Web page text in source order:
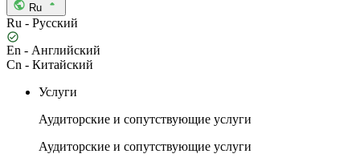
Ru
Ru - Русский
En - Английский
Cn - Китайский
Услуги
Аудиторские и сопутствующие услуги
Аудиторские и сопутствующие услуги